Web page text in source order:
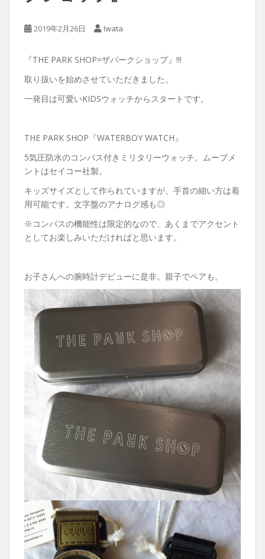
2019年2月26日 Iwata
『THE PARK SHOP=ザパークショップ』!!!
取り扱いを始めさせていただきました。
一発目は可愛いKIDSウォッチからスタートです。
THE PARK SHOP『WATERBOY WATCH』
5気圧防水のコンパス付きミリタリーウォッチ。ムーブメ
ントはセイコー社製。
キッズサイズとして作られていますが、手首の細い方は着
用可能です。文字盤のアナログ感も◎
※コンパスの機能性は限定的なので、あくまでアクセント
としてお楽しみいただければと思います。
お子さんへの腕時計デビューに是非。親子でペアも。